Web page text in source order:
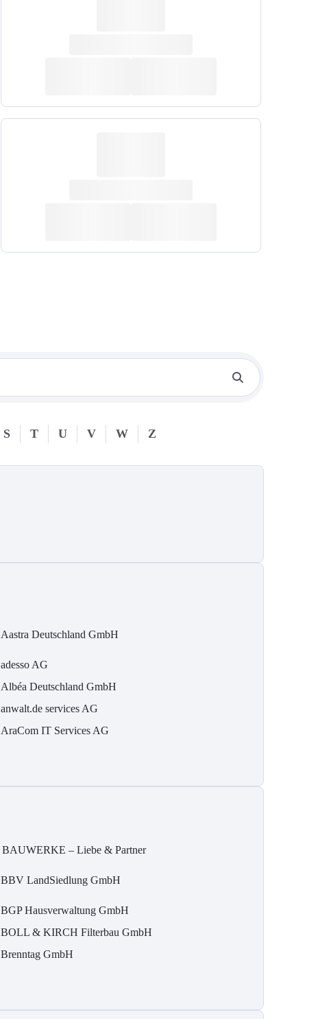
S T U V W Z
Aastra Deutschland GmbH
adesso AG
Albéa Deutschland GmbH
anwalt.de services AG
AraCom IT Services AG
BAUWERKE – Liebe & Partner
BBV LandSiedlung GmbH
BGP Hausverwaltung GmbH
BOLL & KIRCH Filterbau GmbH
Brenntag GmbH